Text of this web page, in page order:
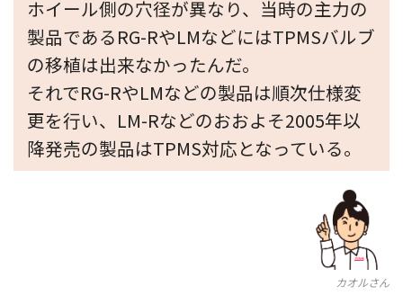
ホイール側の穴径が異なり、当時の主力の
製品であるRG-RやLMなどにはTPMSバルブ
の移植は出来なかったんだ。
それでRG-RやLMなどの製品は順次仕様変
更を行い、LM-Rなどのおおよそ2005年以
降発売の製品はTPMS対応となっている。
カオルさん